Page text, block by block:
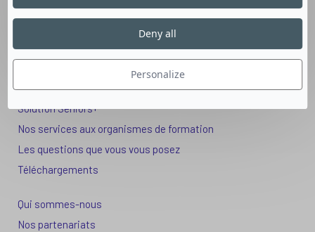
Nos dispositifs pour se reconvertir
Solution Compétences IA
Solution Seniors+
Nos services aux organismes de formation
Les questions que vous vous posez
Téléchargements
Qui sommes-nous
Nos partenariats
Personalize
Deny all